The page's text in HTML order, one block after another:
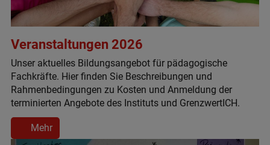
Veranstaltungen 2026
Unser aktuelles Bildungsangebot für pädagogische
Fachkräfte. Hier finden Sie Beschreibungen und
Rahmenbedingungen zu Kosten und Anmeldung der
terminierten Angebote des Instituts und GrenzwertICH.
Mehr